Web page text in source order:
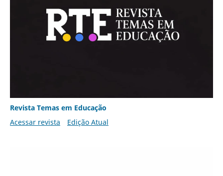
Revista Temas em Educação
Acessar revista
Edição Atual